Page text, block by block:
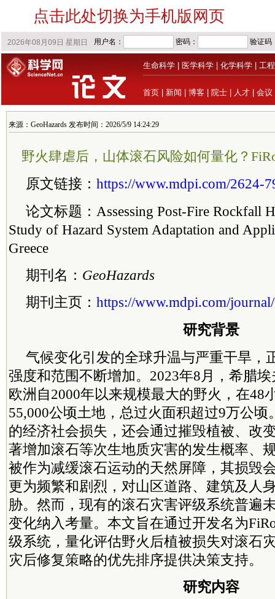
点击此处切换为手机版网页
生命科学 医学科学 化学科学 工
首页 新闻 博客 院士 人才 会议
来源：GeoHazards 发布时间：2026/5/9 14:24:29
野火肆虐后，山体滚石风险如何量化？
原文链接： https://www.mdpi.com/2624-
论文标题：Assessing Post-Fire Rockfall
Study of Hazard System Adaptation and
Greece
期刊名： GeoHazards
期刊主页： https://www.mdpi.com/journal/
研究背景
气候变化引发的全球升温与严重干旱，
强度和范围不断增加。2023年8月，希腊
欧洲自2000年以来规模最大的野火，在48
55,000公顷土地，总过火面积超过9万公
的经济社会损失，还会通过摧毁植被、改
著增加滚石等次生地质灾害的发生概率、
被作为减缓滚石运动的天然屏障，其损毁
更为频繁和剧烈，对山区道路、建筑及人
胁。然而，现有的滚石灾害评级系统普遍
变化纳入考量。本文旨在通过开发名为
级系统，量化评估野火后植被损失对滚石
灾后修复策略的优先排序提供决策支持。
研究内容